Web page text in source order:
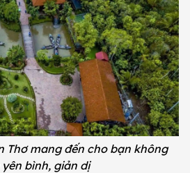
Thơ mang đến cho bạn không
yên bình, giản dị